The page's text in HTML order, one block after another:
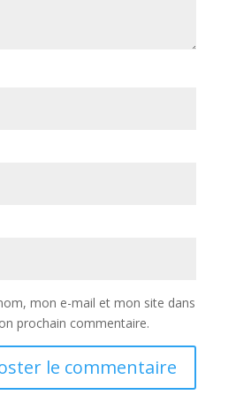
mon e-mail et mon site dans
prochain commentaire.